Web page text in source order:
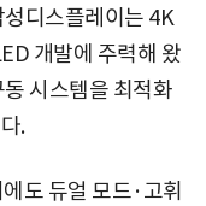
디스플레이는 4K
개발에 주력해 왔
시스템을 최적화
.
도 듀얼 모드·고휘